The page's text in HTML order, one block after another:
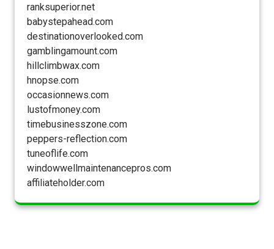
ranksuperior.net
babystepahead.com
destinationoverlooked.com
gamblingamount.com
hillclimbwax.com
hnopse.com
occasionnews.com
lustofmoney.com
timebusinesszone.com
peppers-reflection.com
tuneoflife.com
windowwellmaintenancepros.com
affiliateholder.com